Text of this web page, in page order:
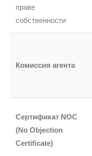
праве
собственности
Комиссия агента
Сертификат NOC
(No Objection
Certificate)